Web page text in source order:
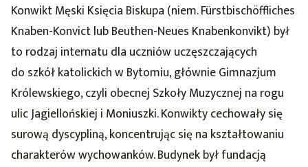
Konwikt Męski Księcia Biskupa (niem. Fürstbischöffliches
Knaben-Konvict lub Beuthen-Neues Knabenkonvikt) był
to rodzaj internatu dla uczniów uczęszczających
do szkół katolickich w Bytomiu, głównie Gimnazjum
Królewskiego, czyli obecnej Szkoły Muzycznej na rogu
ulic Jagiellońskiej i Moniuszki. Konwikty cechowały się
surową dyscypliną, koncentrując się na kształtowaniu
charakterów wychowanków. Budynek był fundacją